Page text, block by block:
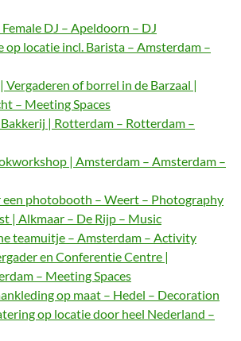
DJ – Apeldoorn – DJ
op locatie incl. Barista – Amsterdam –
of borrel in de Barzaal |
– Meeting Spaces
| Rotterdam – Rotterdam –
| Amsterdam – Amsterdam –
een photobooth – Weert – Photography
| Alkmaar – De Rijp – Music
teamuitje – Amsterdam – Activity
en Conferentie Centre |
– Meeting Spaces
op maat – Hedel – Decoration
op locatie door heel Nederland –